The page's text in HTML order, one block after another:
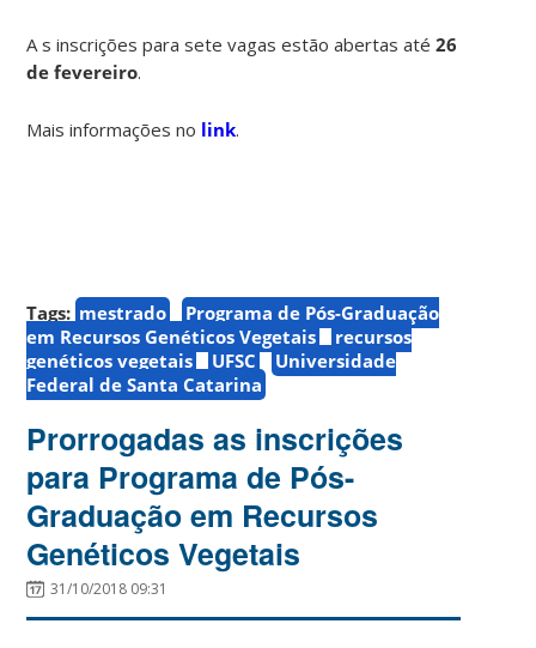
A s inscrições para sete vagas estão abertas até26
de fevereiro.
Mais informações no link.
Tags: mestrado
Programa de Pós-Graduação
em Recursos Genéticos Vegetais
recursos
genéticos vegetais
UFSC
Universidade
Federal de Santa Catarina
Prorrogadas as inscrições
para Programa de Pós-
Graduação em Recursos
Genéticos Vegetais
31/10/2018 09:31